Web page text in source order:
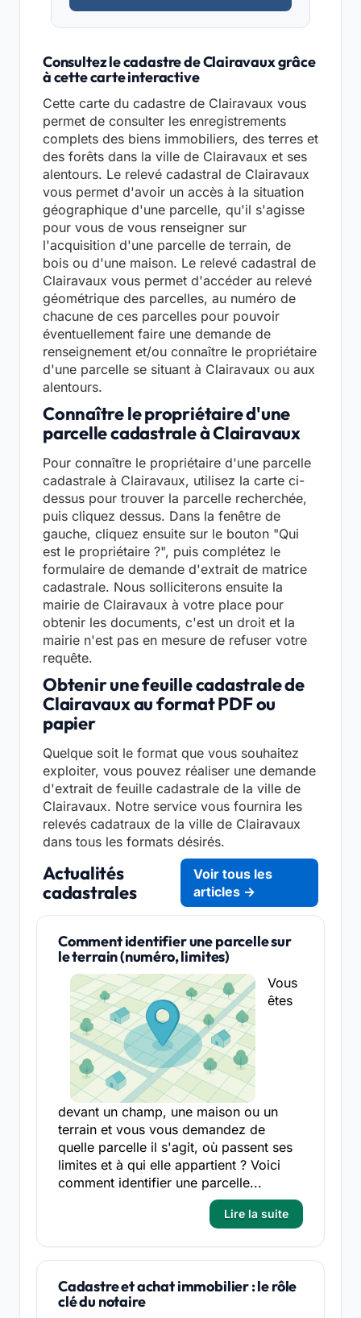
Consultez le cadastre de Clairavaux grâce
à cette carte interactive
Cette carte du cadastre de Clairavaux vous
permet de consulter les enregistrements
complets des biens immobiliers, des terres et
des forêts dans la ville de Clairavaux et ses
alentours. Le relevé cadastral de Clairavaux
vous permet d'avoir un accès à la situation
géographique d'une parcelle, qu'il s'agisse
pour vous de vous renseigner sur
l'acquisition d'une parcelle de terrain, de
bois ou d'une maison. Le relevé cadastral de
Clairavaux vous permet d'accéder au relevé
géométrique des parcelles, au numéro de
chacune de ces parcelles pour pouvoir
éventuellement faire une demande de
renseignement et/ou connaître le propriétaire
d'une parcelle se situant à Clairavaux ou aux
alentours.
Connaître le propriétaire d'une
parcelle cadastrale à Clairavaux
Pour connaître le propriétaire d'une parcelle
cadastrale à Clairavaux, utilisez la carte ci-
dessus pour trouver la parcelle recherchée,
puis cliquez dessus. Dans la fenêtre de
gauche, cliquez ensuite sur le bouton "Qui
est le propriétaire ?", puis complétez le
formulaire de demande d'extrait de matrice
cadastrale. Nous solliciterons ensuite la
mairie de Clairavaux à votre place pour
obtenir les documents, c'est un droit et la
mairie n'est pas en mesure de refuser votre
requête.
Obtenir une feuille cadastrale de
Clairavaux au format PDF ou
papier
Quelque soit le format que vous souhaitez
exploiter, vous pouvez réaliser une demande
d'extrait de feuille cadastrale de la ville de
Clairavaux. Notre service vous fournira les
relevés cadatraux de la ville de Clairavaux
dans tous les formats désirés.
Actualités
cadastrales
Voir tous les
articles →
Comment identifier une parcelle sur
le terrain (numéro, limites)
Vous
êtes
devant un champ, une maison ou un
terrain et vous vous demandez de
quelle parcelle il s'agit, où passent ses
limites et à qui elle appartient ? Voici
comment identifier une parcelle...
Lire la suite
Cadastre et achat immobilier : le rôle
clé du notaire